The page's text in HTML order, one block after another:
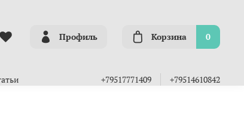
Профиль Корзина 0
+79517771409 +79514610842